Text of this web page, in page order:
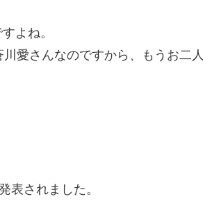
よね。
愛さんなのですから、もうお二人
表されました。